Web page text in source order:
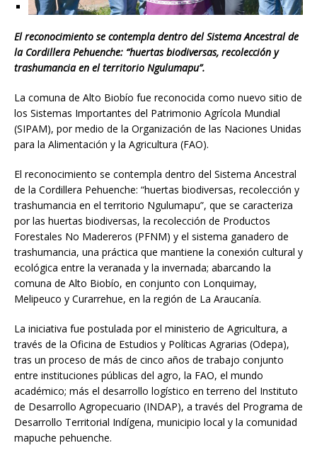
El reconocimiento se contempla dentro del Sistema Ancestral de
la Cordillera Pehuenche: “huertas biodiversas, recolección y
trashumancia en el territorio Ngulumapu”.
La comuna de Alto Biobío fue reconocida como nuevo sitio de
los Sistemas Importantes del Patrimonio Agrícola Mundial
(SIPAM), por medio de la Organización de las Naciones Unidas
para la Alimentación y la Agricultura (FAO).
El reconocimiento se contempla dentro del Sistema Ancestral
de la Cordillera Pehuenche: “huertas biodiversas, recolección y
trashumancia en el territorio Ngulumapu”, que se caracteriza
por las huertas biodiversas, la recolección de Productos
Forestales No Madereros (PFNM) y el sistema ganadero de
trashumancia, una práctica que mantiene la conexión cultural y
ecológica entre la veranada y la invernada; abarcando la
comuna de Alto Biobío, en conjunto con Lonquimay,
Melipeuco y Curarrehue, en la región de La Araucanía.
La iniciativa fue postulada por el ministerio de Agricultura, a
través de la Oficina de Estudios y Políticas Agrarias (Odepa),
tras un proceso de más de cinco años de trabajo conjunto
entre instituciones públicas del agro, la FAO, el mundo
académico; más el desarrollo logístico en terreno del Instituto
de Desarrollo Agropecuario (INDAP), a través del Programa de
Desarrollo Territorial Indígena, municipio local y la comunidad
mapuche pehuenche.